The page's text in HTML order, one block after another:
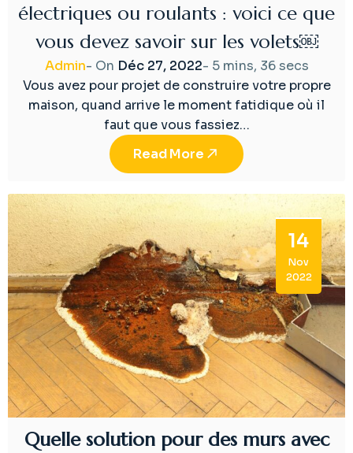
électriques ou roulants : voici ce que
vous devez savoir sur les volets￼
Admin- On Déc 27, 2022- 5 mins, 36 secs
Vous avez pour projet de construire votre propre
maison, quand arrive le moment fatidique où il
faut que vous fassiez…
Read More
14
Nov
2022
Quelle solution pour des murs avec